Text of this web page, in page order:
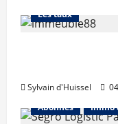
Les taux
Sylvain d'Huissel
Abonnés
Immo